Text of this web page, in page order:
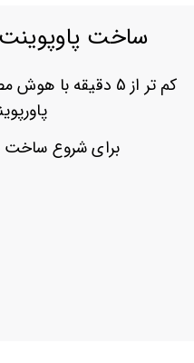
حساب
ثبت
بازیابی
ساخت
کم تر از 5 دقیقه با هوش مصنوعی
برای شروع ساخت